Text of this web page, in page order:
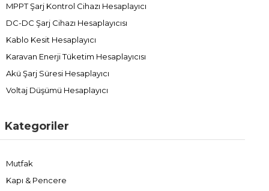
MPPT Şarj Kontrol Cihazı Hesaplayıcı
DC-DC Şarj Cihazı Hesaplayıcısı
Kablo Kesit Hesaplayıcı
Karavan Enerji Tüketim Hesaplayıcısı
Akü Şarj Süresi Hesaplayıcı
Voltaj Düşümü Hesaplayıcı
Kategoriler
Mutfak
Kapı & Pencere